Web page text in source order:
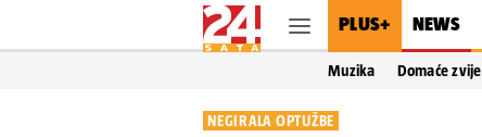
PLUS+ NEWS
Muzika Domaće
NEGIRALA OPTUŽBE